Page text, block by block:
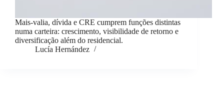
Mais-valia, dívida e CRE cumprem funções distintas
numa carteira: crescimento, visibilidade de retorno e
diversificação além do residencial.
Lucía Hernández